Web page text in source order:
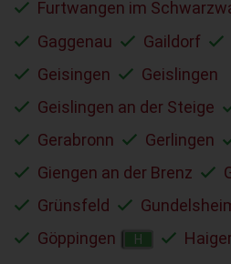
Furtwangen im
Gaggenau Gaildorf
Geisingen
Geislingen
Geislingen an der Steige
Gerabronn
Gerlingen
Giengen an der Brenz
Grünsfeld
Göppingen
H